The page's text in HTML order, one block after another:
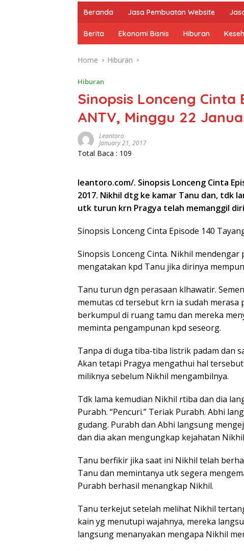
Beranda Jasa Pembuatan Website
Berita Ekonomi Bisnis Hiburan
Home Hiburan
Hiburan
Sinopsis Lonceng Cinta
ANTV, Minggu 22
Leantoro
January 21, 2017
Total Baca : 109
leantoro.com/. Sinopsis Lonceng Cinta
2017. Nikhil dtg ke kamar Tanu dan, tdk
utk turun krn Pragya telah memanggil
Sinopsis Lonceng Cinta Episode 140
Sinopsis Lonceng Cinta. Nikhil
mengatakan kpd Tanu jika dirinya
Tanu turun dgn perasaan klhawatir.
memutas cd tersebut krn ia sudah merasa
berkumpul di ruang tamu dan mereka
meminta pengampunan kpd seseorg.
Tanpa di duga tiba-tiba listrik padam dan
Akan tetapi Pragya mengathui hal
miliknya sebelum Nikhil mengambilnya.
Tdk lama kemudian Nikhil rtiba dan dia
Purabh. “Pencuri.” Teriak Purabh. Abhi
gudang. Purabh dan Abhi langsung
dan dia akan mengungkap kejahatan
Tanu berfikir jika saat ini Nikhil telah
Tanu dan memintanya utk segera
Purabh berhasil menangkap Nikhil.
Tanu terkejut setelah melihat Nikhil
kain yg menutupi wajahnya, mereka
langsung menanyakan mengapa Nikhil